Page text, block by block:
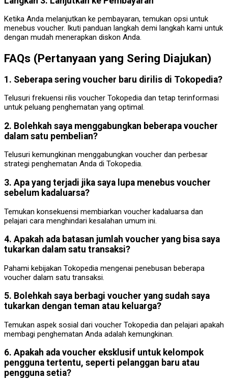
Ketika Anda melanjutkan ke pembayaran, temukan opsi untuk
menebus voucher. Ikuti panduan langkah demi langkah kami untuk
dengan mudah menerapkan diskon Anda.
FAQs (Pertanyaan yang Sering Diajukan)
1. Seberapa sering voucher baru dirilis di Tokopedia?
Telusuri frekuensi rilis voucher Tokopedia dan tetap terinformasi
untuk peluang penghematan yang optimal.
2. Bolehkah saya menggabungkan beberapa voucher
dalam satu pembelian?
Telusuri kemungkinan menggabungkan voucher dan perbesar
strategi penghematan Anda di Tokopedia.
3. Apa yang terjadi jika saya lupa menebus voucher
sebelum kadaluarsa?
Temukan konsekuensi membiarkan voucher kadaluarsa dan
pelajari cara menghindari kesalahan umum ini.
4. Apakah ada batasan jumlah voucher yang bisa saya
tukarkan dalam satu transaksi?
Pahami kebijakan Tokopedia mengenai penebusan beberapa
voucher dalam satu transaksi.
5. Bolehkah saya berbagi voucher yang sudah saya
tukarkan dengan teman atau keluarga?
Temukan aspek sosial dari voucher Tokopedia dan pelajari apakah
membagi penghematan Anda adalah kemungkinan.
6. Apakah ada voucher eksklusif untuk kelompok
pengguna tertentu, seperti pelanggan baru atau
pengguna setia?